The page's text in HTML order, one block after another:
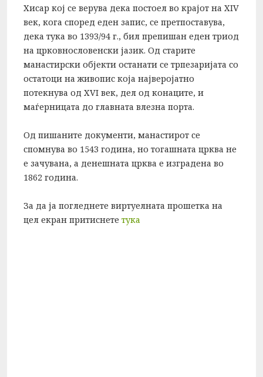
Хисар кој се верува дека постоел во крајот на XIV
век, кога според еден запис, се претпоставува,
дека тука во 1393/94 г., бил препишан еден триод
на црковнословенски јазик. Од старите
манастирски објекти останати се трпезаријата со
остатоци на живопис која најверојатно
потекнува од XVI век, дел од конаците, и
маѓерницата до главната влезна порта.
Од пишаните документи, манастирот се
спомнува во 1543 година, но тогашната црква не
е зачувана, а денешната црква е изградена во
1862 година.
За да ја погледнете виртуелната прошетка на
цел екран притиснете тука